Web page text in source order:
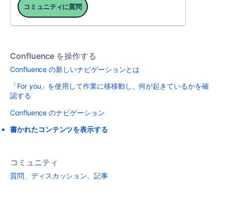
コミュニティに質問
Confluence を操作する
Confluence の新しいナビゲーションとは
「For you」を使用して作業に移移動し、何が起きているかを確
認する
Confluence のナビゲーション
書かれたコンテンツを表示する
コミュニティ
質問、ディスカッション、記事